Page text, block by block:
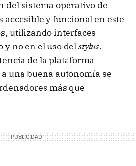
del sistema operativo de
accesible y funcional en este
utilizando interfaces
y no en el uso delstylus.
de la plataforma
una buena autonomía se
más que